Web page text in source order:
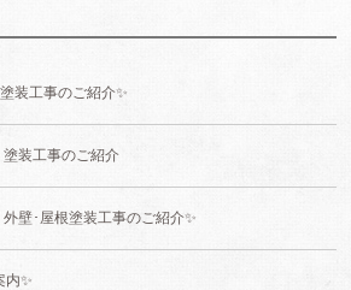
装工事のご紹介✨
装工事のご紹介
壁･屋根塗装工事のご紹介✨
内✨